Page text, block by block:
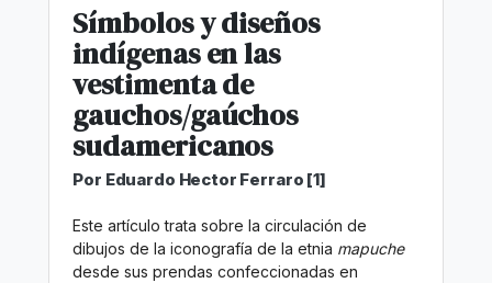
Símbolos y diseños
indígenas en las
vestimenta de
gauchos/gaúchos
sudamericanos
Por Eduardo Hector Ferraro [1]
Este artículo trata sobre la circulación de
dibujos de la iconografía de la etnia mapuche
desde sus prendas confeccionadas en